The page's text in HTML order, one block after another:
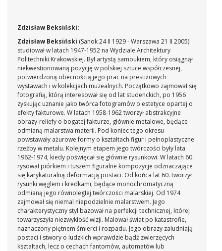
Zdzisław Beksiński:
Zdzisław Beksiński (Sanok 24 II 1929 - Warszawa 21 II 2005)
studiował w latach 1947-1952 na Wydziale Architektury
Politechniki Krakowskiej. Był artystą samoukiem, który osiągnął
niekwestionowaną pozycję w polskiej sztuce współczesnej,
potwierdzoną obecnością jego prac na prestiżowych
wystawach i w kolekcjach muzealnych. Początkowo zajmował się
fotografią, którą interesował się od lat studenckich, po 1956
zyskując uznanie jako twórca fotogramów o estetyce opartej o
efekty fakturowe. W latach 1958-1962 tworzył abstrakcyjne
obrazy-reliefy o bogatej fakturze, głównie metalowe, będące
odmianą malarstwa materii. Pod koniec tego okresu
powstawały ażurowe formy o kształtach figur i pełnoplastyczne
rzeźby w metalu. Kolejnym etapem jego twórczości były lata
1962-1974, kiedy poświęcał się głównie rysunkowi. W latach 60.
rysował piórkiem i tuszem figuralne kompozycje odznaczające
się karykaturalną deformacją postaci. Od końca lat 60. tworzył
rysunki węglem i kredkami, będące monochromatyczną
odmianą jego równoległej twórczości malarskiej. Od 1974
zajmował się niemal niepodzielnie malarstwem. Jego
charakterystyczny styl bazował na perfekcji technicznej, której
towarzyszyła niezwykłość wizji. Malował świat po katastrofie,
naznaczony piętnem śmierci i rozpadu. Jego obrazy zaludniają
postaci i stwory o ludzkich wprawdzie bądź zwierzęcych
kształtach, lecz o cechach fantomów, automatów lub